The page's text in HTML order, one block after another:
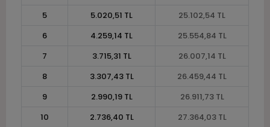
5
5.020,51 TL
25.102,54 TL
6
4.259,14 TL
25.554,84 TL
7
3.715,31 TL
26.007,14 TL
8
3.307,43 TL
26.459,44 TL
9
2.990,19 TL
26.911,73 TL
10
2.736,40 TL
27.364,03 TL